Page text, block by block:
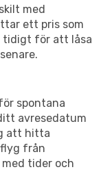
med
ett pris som
tidigt för att låsa
spontana
avresedatum
att hitta
från
med tider och